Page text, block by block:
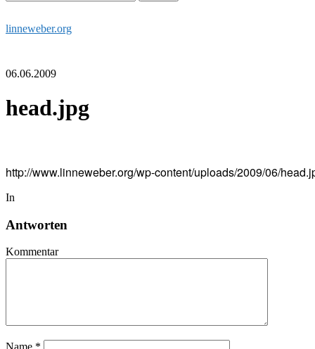
linneweber.org
06.06.2009
head.jpg
http://www.linneweber.org/wp-content/uploads/2009/06/
In
Antworten
Kommentar